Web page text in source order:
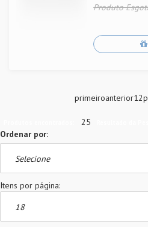
Produto
primeiroanterior12
25
Ordenar por:
Itens por página: